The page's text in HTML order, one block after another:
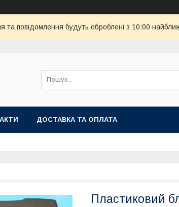
та повідомлення будуть оброблені з 10:00
ДОСТАВКА ТА ОПЛАТА
Пластиковий